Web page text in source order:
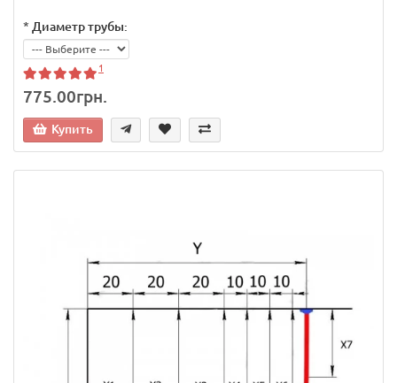
* Диаметр трубы:
1
775.00грн.
Купить